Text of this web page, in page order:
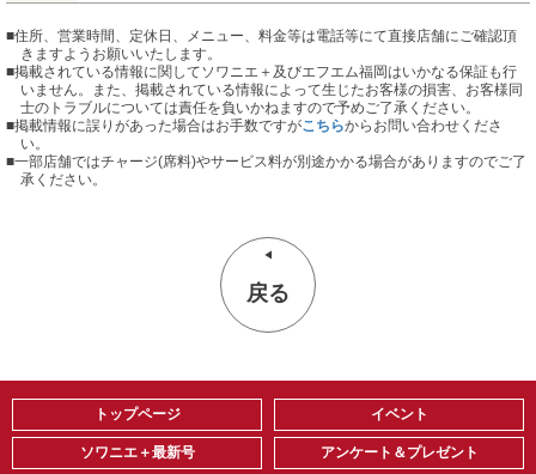
■住所、営業時間、定休日、メニュー、料金等は電話等にて直接店舗にご確認頂
きますようお願いいたします。
■掲載されている情報に関してソワニエ＋及びエフエム福岡はいかなる保証も行
いません。また、掲載されている情報によって生じたお客様の損害、お客様同
士のトラブルについては責任を負いかねますので予めご了承ください。
■掲載情報に誤りがあった場合はお手数ですがこちらからお問い合わせくださ
い。
■一部店舗ではチャージ(席料)やサービス料が別途かかる場合がありますのでご了
承ください。
戻る
トップページ
ソワニエ＋最新号
イベント
アンケート＆プレゼント